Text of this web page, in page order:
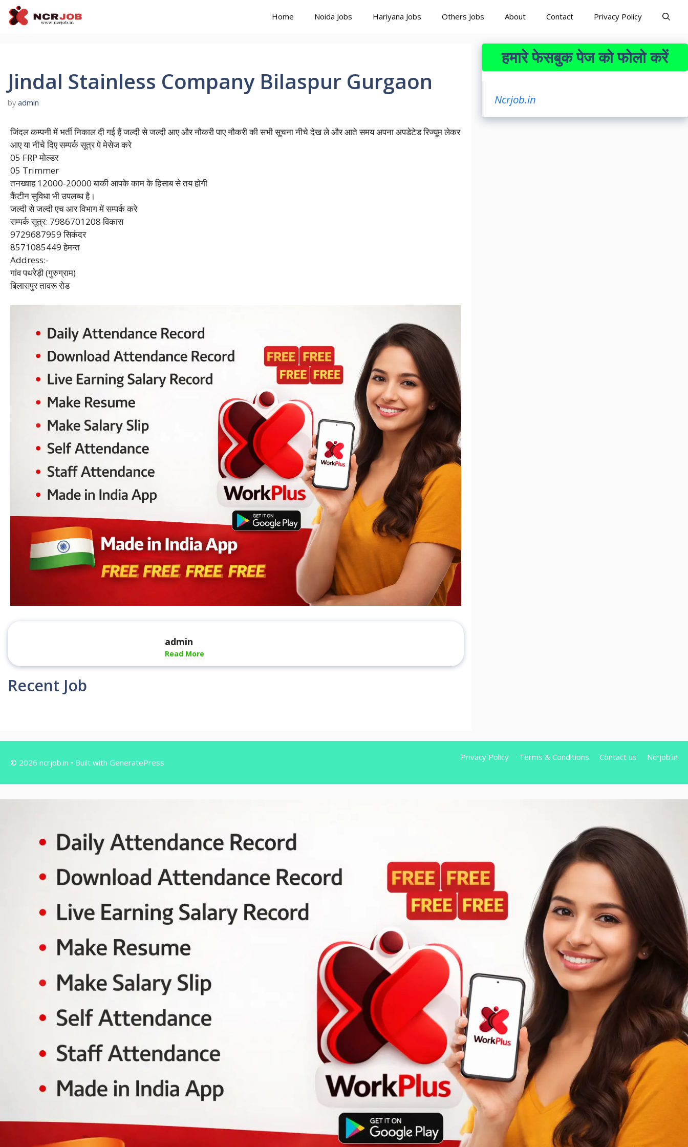
Skip
Home Noida Jobs Hariyana Jobs Others Jobs About Contact Privacy Policy
Jindal Stainless Company Bilaspur Gurgaon
by admin
जिंदल कम्पनी में भर्ती निकाल दी गई हैं जल्दी से जल्दी आए और नौकरी पाए नौकरी की सभी सूचना नीचे देख ले और आते समय अपना अपडेटेड रिज्यूम लेकर
आए या नीचे दिए सम्पर्क सूत्र पे मेसेज करे
05 FRP मोल्डर
05 Trimmer
तनख्वाह 12000-20000 बाकी आपके काम के हिसाब से तय होगी
कैंटीन सुविधा भी उपलब्ध है।
जल्दी से जल्दी एच आर विभाग में सम्पर्क करे
सम्पर्क सूत्र: 7986701208 विकास
9729687959 सिकंदर
8571085449 हेमन्त
Address:-
गांव पथरेड़ी (गुरुग्राम)
बिलासपुर तावरू रोड
admin
Read More
Recent Job
हमारे फेसबुक पेज को फोलो करें
Ncrjob.in
Privacy Policy Terms & Conditions Contact us Ncrjob.in
© 2026 ncrjob.in • Built with GeneratePress